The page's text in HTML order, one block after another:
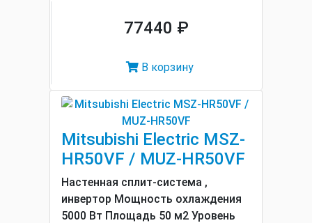
77440 ₽
В корзину
Mitsubishi Electric MSZ-
HR50VF / MUZ-HR50VF
Настенная сплит-система ,
инвертор Мощность охлаждения
5000 Вт Площадь 50 м2 Уровень